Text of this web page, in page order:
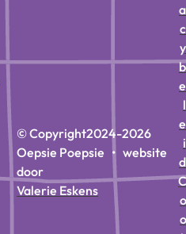
© Copyright2024-2026
Oepsie Poepsie • website
door
Valerie Eskens
a
c
y
b
e
l
e
i
d
C
o
o